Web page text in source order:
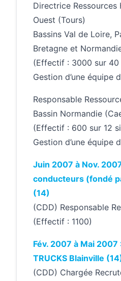
Directrice Ressources
Ouest (Tours)
Bassins Val de Loire,
Bretagne et
(Effectif : 3000 sur 40
Gestion d’une équipe
Responsable
Bassin Normandie
(Effectif : 600 sur 12
Gestion d’une équipe
Juin 2007 à Nov.
conducteurs (fondé
(14)
(CDD) Responsable
(Effectif : 1100)
Fév. 2007 à Mai 2007
TRUCKS Blainville
(CDD) Chargée